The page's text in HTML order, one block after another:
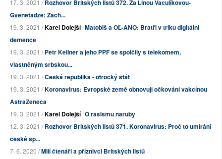
17. 3. 2021 /Rozhovor Britských listů 372. Za Linou Vaculíkovou-
Gvenetadze: Zach...
19. 3. 2021 /Karel Dolejší Matobiš a OĽ-ANO: Bratři v triku digitální
demence
19. 3. 2021 /Petr Kellner a jeho PPF se spolčily s telekomem,
vlastněným srbskou...
19. 3. 2021 /Česká republika - otrocký stát
19. 3. 2021 /Koronavirus: Evropské země obnovují očkování vakcínou
AstraZeneca
19. 3. 2021 /Karel Dolejší O rasismu naruby
12. 3. 2021 /Rozhovor Britských listů 371. Koronavirus: Proč to umírání
české sp...
7. 6. 2020 /Milí čtenáři a příznivci Britských listů